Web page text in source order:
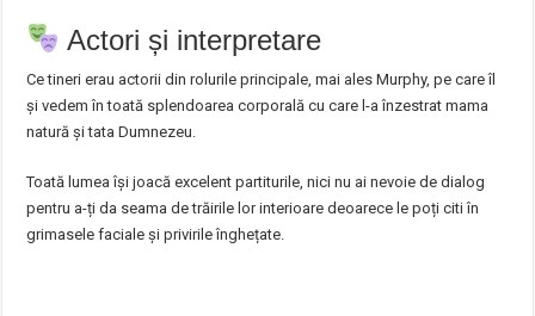
Actori și interpretare
Ce tineri erau actorii din rolurile principale, mai ales Murphy, pe care îl
și vedem în toată splendoarea corporală cu care l-a înzestrat mama
natură și tata Dumnezeu.
Toată lumea își joacă excelent partiturile, nici nu ai nevoie de dialog
pentru a-ți da seama de trăirile lor interioare deoarece le poți citi în
grimasele faciale și privirile înghețate.